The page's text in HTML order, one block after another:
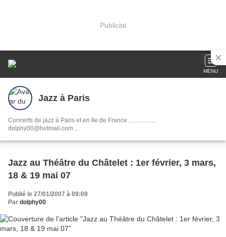
Publicité
MENU
Jazz à Paris
Concerts de jazz à Paris et en Ile de France ..................
dolphy00@hotmail.com ...
Jazz au Théâtre du Châtelet : 1er février, 3 mars,
18 & 19 mai 07
Publié le 27/01/2007 à 09:09
Par dolphy00